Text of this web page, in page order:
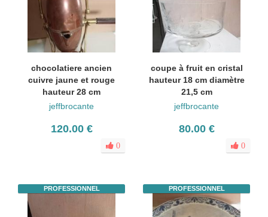
chocolatiere ancien
cuivre jaune et rouge
hauteur 28 cm
jeffbrocante
120.00 €
0
coupe à fruit en cristal
hauteur 18 cm diamètre
21,5 cm
jeffbrocante
80.00 €
0
PROFESSIONNEL PROFESSIONNEL